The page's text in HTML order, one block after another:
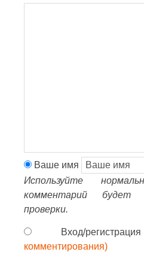
Ваше имя
Используйте
комментарий будет
проверки.
Вход/
комментирования)